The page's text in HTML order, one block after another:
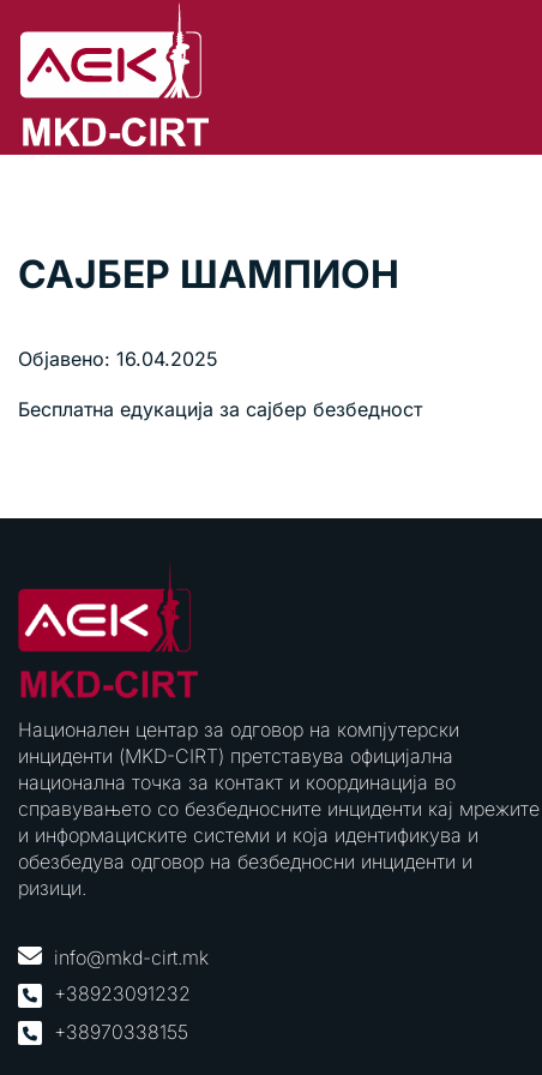
САЈБЕР ШАМПИОН
Објавено: 16.04.2025
Бесплатна едукација за сајбер безбедност
Национален центар за одговор на компјутерски
инциденти (MKD-CIRT) претставува официјална
национална точка за контакт и координација во
справувањето со безбедносните инциденти кај мрежите
и информациските системи и која идентификува и
обезбедува одговор на безбедносни инциденти и
ризици.
info@mkd-cirt.mk
+38923091232
+38970338155